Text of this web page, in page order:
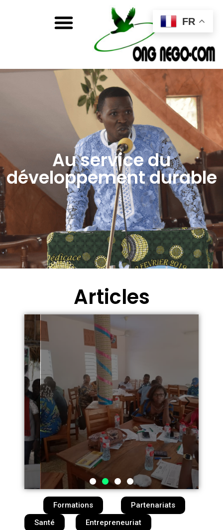
Au service du
développement durable
Articles
Temps libres, temps
précieux
Comment Négo-com
encourage les loisirs sains ?
Formations
Partenariats
Santé
Entrepreneuriat
FR